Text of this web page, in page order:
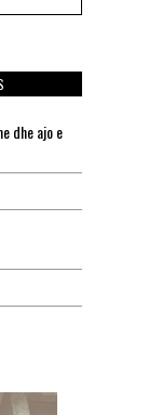
dhe ajo e